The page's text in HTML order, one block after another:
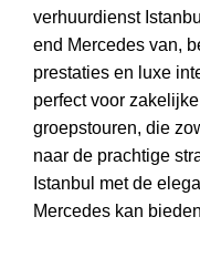
verhuurdienst
end Mercedes van,
prestaties en luxe
perfect voor
groepstouren, die
naar de prachtige
Istanbul met de
Mercedes kan